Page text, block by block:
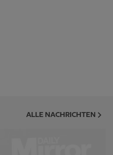
ALLE NACHRICHTEN